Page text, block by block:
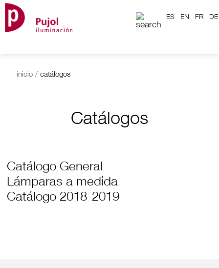
ES EN FR DE
inicio / catálogos
Catálogos
Catálogo General
Lámparas a medida
Catálogo 2018-2019